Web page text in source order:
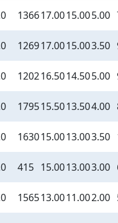
136617.0015.005.00
126917.0015.003.50
120216.5014.505.00
179515.5013.504.00
163015.0013.003.50
415 15.0013.003.00
156513.0011.002.00